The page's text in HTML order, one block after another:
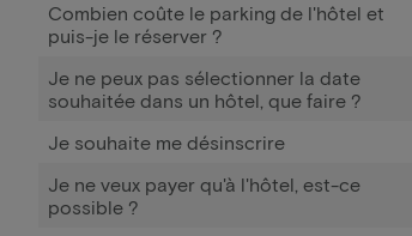
Combien coûte le parking de l'hôtel et
puis-je le réserver ?
Je ne peux pas sélectionner la date
souhaitée dans un hôtel, que faire ?
Je souhaite me désinscrire
Je ne veux payer qu'à l'hôtel, est-ce
possible ?